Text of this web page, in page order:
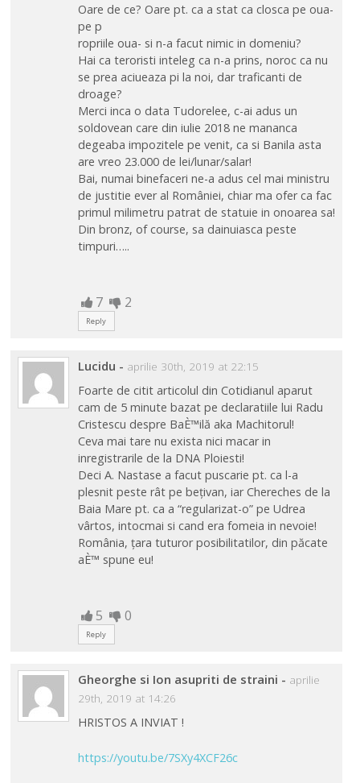
Oare de ce? Oare pt. ca a stat ca closca pe oua-
pe p
ropriile oua- si n-a facut nimic in domeniu?
Hai ca teroristi inteleg ca n-a prins, noroc ca nu
se prea aciueaza pi la noi, dar traficanti de
droage?
Merci inca o data Tudorelee, c-ai adus un
soldovean care din iulie 2018 ne mananca
degeaba impozitele pe venit, ca si Banila asta
are vreo 23.000 de lei/lunar/salar!
Bai, numai binefaceri ne-a adus cel mai ministru
de justitie ever al României, chiar ma ofer ca fac
primul milimetru patrat de statuie in onoarea sa!
Din bronz, of course, sa dainuiasca peste
timpuri…..
7 2
Reply
Lucidu - aprilie 30th, 2019 at 22:15
Foarte de citit articolul din Cotidianul aparut
cam de 5 minute bazat pe declaratiile lui Radu
Cristescu despre BaÈ™ilă aka Machitorul!
Ceva mai tare nu exista nici macar in
inregistrarile de la DNA Ploiesti!
Deci A. Nastase a facut puscarie pt. ca l-a
plesnit peste rât pe bețivan, iar Chereches de la
Baia Mare pt. ca a “regularizat-o” pe Udrea
vârtos, intocmai si cand era fomeia in nevoie!
România, țara tuturor posibilitatilor, din păcate
aÈ™ spune eu!
5 0
Reply
Gheorghe si Ion asupriti de straini - aprilie
29th, 2019 at 14:26
HRISTOS A INVIAT !
https://youtu.be/7SXy4XCF26c